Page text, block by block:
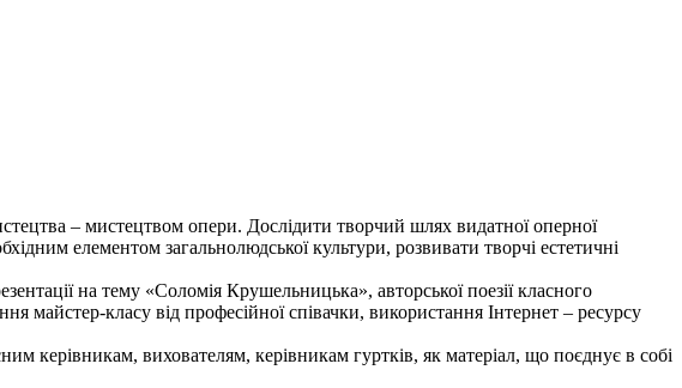
– мистецтвом опери. Дослідити творчий шлях видатної оперної
елементом загальнолюдської культури, розвивати творчі естетичні
на тему «Соломія Крушельницька», авторської поезії класного
майстер-класу від професійної співачки, використання Інтернет – ресурсу
керівникам, вихователям, керівникам гуртків, як матеріал, що поєднує в собі